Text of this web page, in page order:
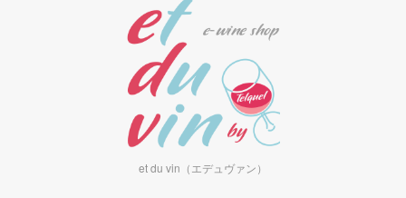
et du vin（エデュヴァン）